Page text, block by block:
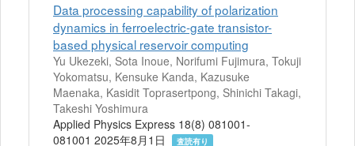
Data processing capability of polarization
dynamics in ferroelectric-gate transistor-
based physical reservoir computing
Yu Ukezeki, Sota Inoue, Norifumi Fujimura, Tokuji
Yokomatsu, Kensuke Kanda, Kazusuke
Maenaka, Kasidit Toprasertpong, Shinichi Takagi,
Takeshi Yoshimura
Applied Physics Express 18(8) 081001-
081001 2025年8月1日
査読有り